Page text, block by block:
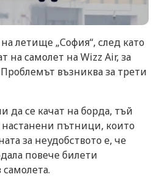
летище „София“, след като
на самолет на Wizz Air, за
възниква за трети
да се качат на борда, тъй
настанени пътници, които
за неудобството е, че
повече билети
самолета.